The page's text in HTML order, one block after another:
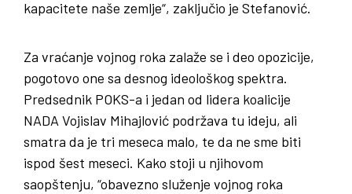
kapacitete naše zemlje“, zaključio je Stefanović.
Za vraćanje vojnog roka zalaže se i deo opozicije,
pogotovo one sa desnog ideološkog spektra.
Predsednik POKS-a i jedan od lidera koalicije
NADA Vojislav Mihajlović podržava tu ideju, ali
smatra da je tri meseca malo, te da ne sme biti
ispod šest meseci. Kako stoji u njihovom
saopštenju, “obavezno služenje vojnog roka